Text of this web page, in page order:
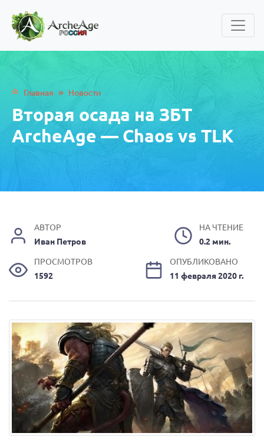
Главная » Новости
Вторая осада на ЗБТ
ArcheAge — Chaos vs TLK
АВТОР
Иван Петров
НА ЧТЕНИЕ
0.2 мин.
ПРОСМОТРОВ
1592
ОПУБЛИКОВАНО
11 февраля 2020 г.